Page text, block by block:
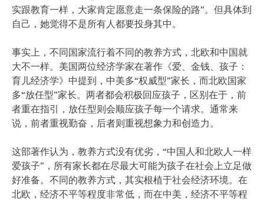
实跟教育一样，大家肯定愿意走一条保险的路”。但具体到
自己，她觉得不是所有人都要投身其中。
事实上，不同国家流行着不同的教养方式，北欧和中国就
大不一样。美国两位经济学家在著作《爱、金钱、孩子：
育儿经济学》中提到，中美多“权威型”家长，而北欧国家
多“放任型”家长。两者都会积极回应孩子，区别在于，前
者重在指引，放任型则会顺应孩子每一个请求。通常来
说，前者重视勤奋，后者则重视想象力和创造力。
这部著作认为，教养方式没有优劣，“中国人和北欧人一样
爱孩子”，所有家长都在尽最大可能为孩子在社会上立足做
好准备。不同的教养方式，其实根植于社会经济环境。在
北欧，经济不平等程度非常低，而在中美，经济不平等程